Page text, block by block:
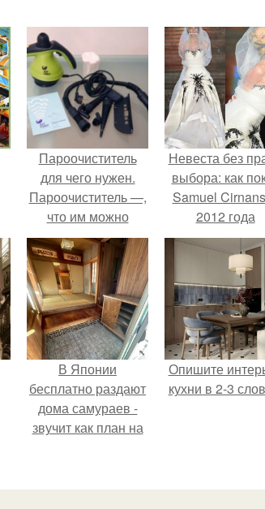
Пароочиститель
для чего нужен.
Пароочиститель —,
что им можно
делать?
Невеста без
выбора: как
Samuel
2012 года
превратил
в манифест
В Японии
бесплатно раздают
дома самураев -
звучит как план на
Опишите
кухни в 2-3